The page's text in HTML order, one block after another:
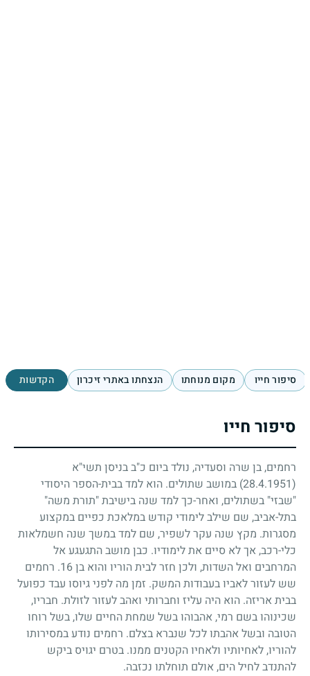
סיפור חייו מקום מנוחתו הנצחתו באתרי זיכרון הקדשות
סיפור חייו
רחמים, בן שרה וסעדיה, נולד ביום כ"ב בניסן תשי"א
(28.4.1951)
במושב שתולים. הוא למד בבית-הספר היסודי
"שבזי" בשתולים, ואחר-כך למד שנה בישיבת "תורת משה"
בתל-אביב, שם שילב לימודי קודש במלאכת כפיים במקצוע
מסגרות. מקץ שנה עקר לשפיר, שם למד במשך שנה חשמלאות
כלי-רכב, אך לא סיים את לימודיו. כבן מושב התגעגע אל
המרחבים ואל השדות, ולכן חזר לבית הוריו והוא בן16. רחמים
שש לעזור לאביו בעבודות המשק. זמן מה לפני גיוסו עבד כפועל
בבית אריזה. הוא היה עליז וחברותי ואהב לעזור לזולת. חבריו,
שכינוהו בשם רמי, אהבוהו בשל שמחת החיים שלו, בשל רוחו
הטובה ובשל אהבתו לכל שנברא בצלם. רחמים נודע במסירותו
להוריו, לאחיותיו ולאחיו הקטנים ממנו. בטרם יגויס ביקש
להתנדב לחיל הים, אולם תוחלתו נכזבה.